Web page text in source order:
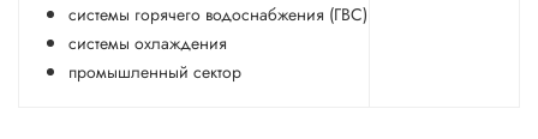
системы горячего водоснабжения (ГВС)
системы охлаждения
промышленный сектор